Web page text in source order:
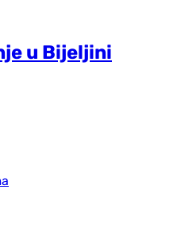
u Bijeljini